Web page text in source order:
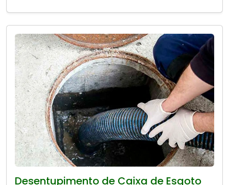
Desentupimento de Caixa de Esgoto